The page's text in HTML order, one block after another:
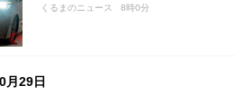
くるまのニュース 8時0分
月29日